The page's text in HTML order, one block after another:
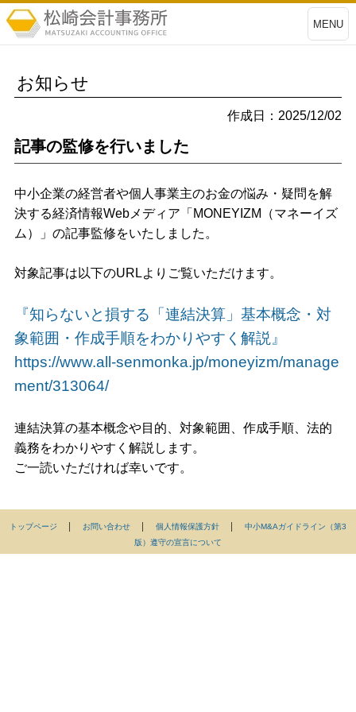
MENU
お知らせ
作成日：2025/12/02
記事の監修を行いました
中小企業の経営者や個人事業主のお金の悩み・疑問を解
決する経済情報Webメディア「MONEYIZM（マネーイズ
ム）」の記事監修をいたしました。
対象記事は以下のURLよりご覧いただけます。
『知らないと損する「連結決算」基本概念・対
象範囲・作成手順をわかりやすく解説』
https://www.all-senmonka.jp/moneyizm/manage
ment/313064/
連結決算の基本概念や目的、対象範囲、作成手順、法的
義務をわかりやすく解説します。
ご一読いただければ幸いです。
トップページ お問い合わせ 個人情報保護方針
中小M&Aガイドライン（第3
版）遵守の宣言について